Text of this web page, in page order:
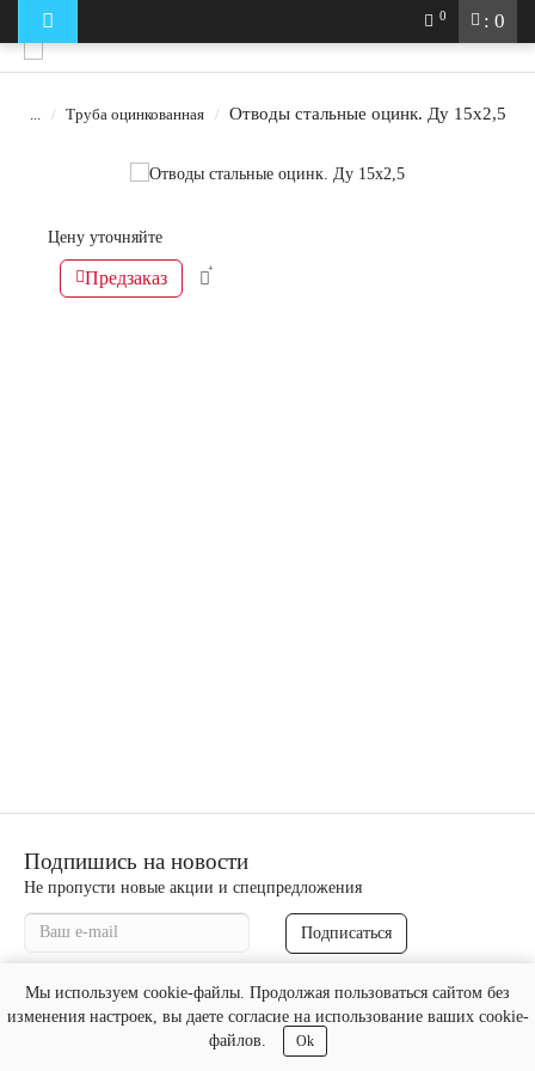
: 0
0
... Труба оцинкованная Отводы стальные оцинк. Ду 15х2,5
Цену уточняйте
Предзаказ
Подпишись на новости
Не пропусти новые акции и спецпредложения
Подписаться
biterm24.ru - "БИТЕРМ" © 2026
Создание и продвижение сайтов«Веб Сервис Онлайн»
Мы используем cookie-файлы. Продолжая пользоваться сайтом без
изменения настроек, вы даете согласие на использование ваших cookie-
файлов.
Ok